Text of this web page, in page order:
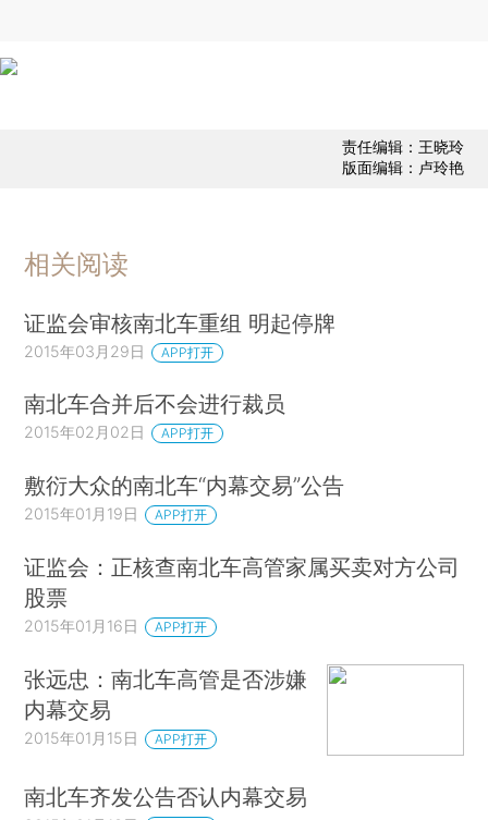
责任编辑：王晓玲
版面编辑：卢玲艳
相关阅读
证监会审核南北车重组 明起停牌
2015年03月29日 APP打开
南北车合并后不会进行裁员
2015年02月02日 APP打开
敷衍大众的南北车“内幕交易”公告
2015年01月19日 APP打开
证监会：正核查南北车高管家属买卖对方公司
股票
2015年01月16日 APP打开
张远忠：南北车高管是否涉嫌
内幕交易
2015年01月15日 APP打开
南北车齐发公告否认内幕交易